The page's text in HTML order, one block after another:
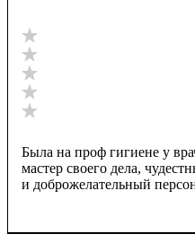
Была на проф гигиене у
мастер своего дела,
и доброжелательный